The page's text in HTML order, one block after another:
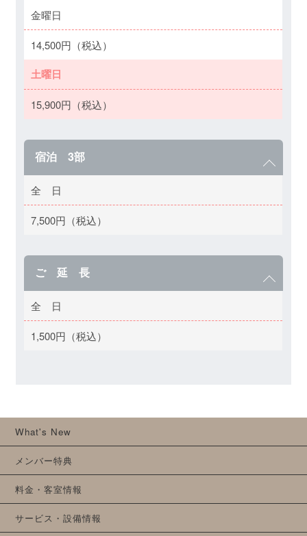
金曜日
14,500円（税込）
土曜日
15,900円（税込）
宿泊 3部
全 日
7,500円（税込）
ご 延 長
全 日
1,500円（税込）
What's New
メンバー特典
料金・客室情報
サービス・設備情報